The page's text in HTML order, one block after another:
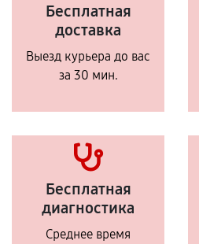
Бесплатная
доставка
Выезд курьера до вас
за 30 мин.
Бесплатная
диагностика
Среднее время